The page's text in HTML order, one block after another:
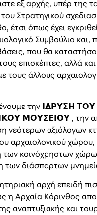
εξ αρχής, υπέρ της
Στρατηγικού
έτσι όπως έχει
Συμβούλιο και,
που θα
επισκέπτες, αλλά
τους άλλους
την 𝝞𝝙𝝦𝝪𝝨𝝜
𝝡𝝤𝝪𝝨𝝚𝝞𝝤𝝪 , την
νεότερων αξιόλογων
αρχαιολογικού
των κοινόχρηστων
των διάσπαρτων
αρχή επειδή
η Αρχαία Κόρινθος
αναπτυξιακής και